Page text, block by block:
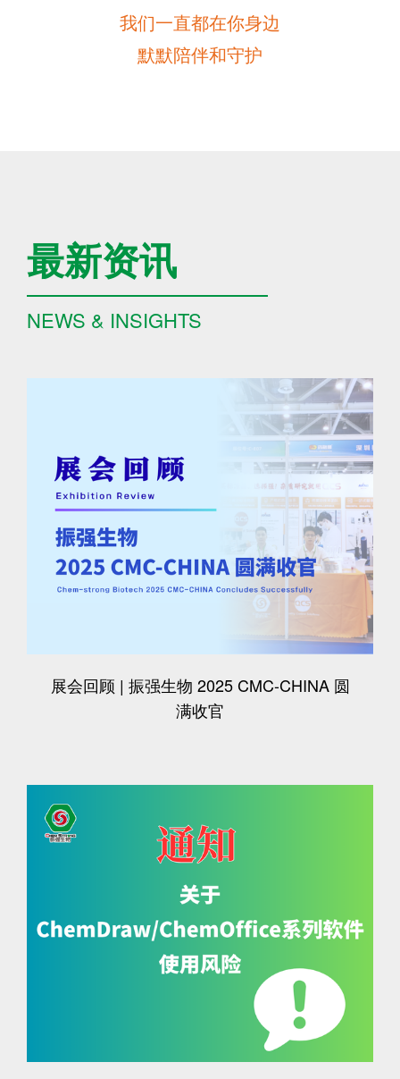
我们一直都在你身边
默默陪伴和守护
最新资讯
NEWS & INSIGHTS
展会回顾 | 振强生物 2025 CMC-CHINA 圆
满收官